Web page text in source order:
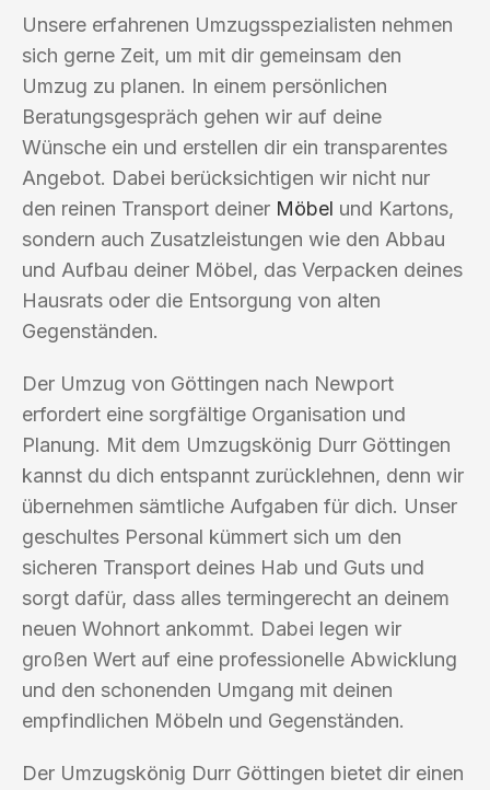
Unsere erfahrenen Umzugsspezialisten nehmen
sich gerne Zeit, um mit dir gemeinsam den
Umzug zu planen. In einem persönlichen
Beratungsgespräch gehen wir auf deine
Wünsche ein und erstellen dir ein transparentes
Angebot. Dabei berücksichtigen wir nicht nur
den reinen Transport deiner Möbel und Kartons,
sondern auch Zusatzleistungen wie den Abbau
und Aufbau deiner Möbel, das Verpacken deines
Hausrats oder die Entsorgung von alten
Gegenständen.
Der Umzug von Göttingen nach Newport
erfordert eine sorgfältige Organisation und
Planung. Mit dem Umzugskönig Durr Göttingen
kannst du dich entspannt zurücklehnen, denn wir
übernehmen sämtliche Aufgaben für dich. Unser
geschultes Personal kümmert sich um den
sicheren Transport deines Hab und Guts und
sorgt dafür, dass alles termingerecht an deinem
neuen Wohnort ankommt. Dabei legen wir
großen Wert auf eine professionelle Abwicklung
und den schonenden Umgang mit deinen
empfindlichen Möbeln und Gegenständen.
Der Umzugskönig Durr Göttingen bietet dir einen